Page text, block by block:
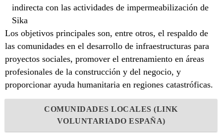
indirecta con las actividades de impermeabilización de
Sika
Los objetivos principales son, entre otros, el respaldo de
las comunidades en el desarrollo de infraestructuras para
proyectos sociales, promover el entrenamiento en áreas
profesionales de la construcción y del negocio, y
proporcionar ayuda humanitaria en regiones catastróficas.
COMUNIDADES LOCALES (LINK
VOLUNTARIADO ESPAÑA)